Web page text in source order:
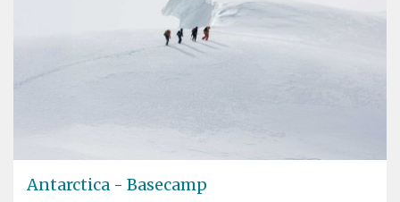
Antarctica - Basecamp